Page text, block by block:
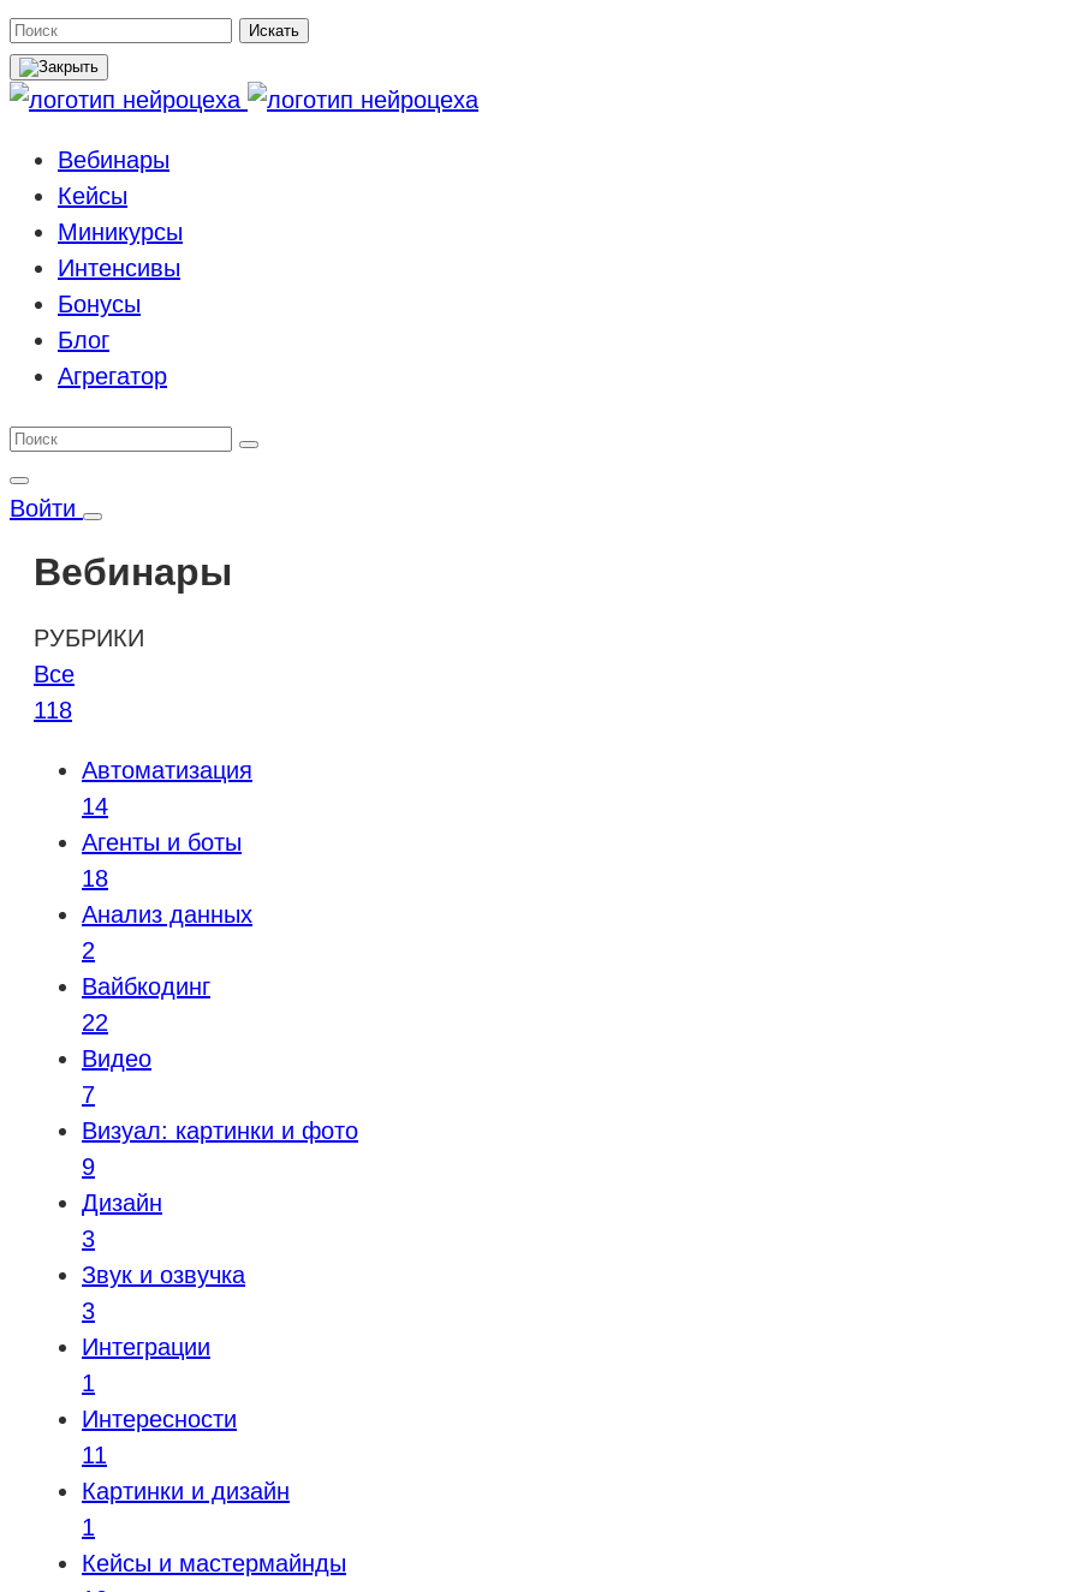
Поиск Искать
Вебинары
Кейсы
Миникурсы
Интенсивы
Бонусы
Блог
Агрегатор
Войти
Вебинары
РУБРИКИ
Все
118
Автоматизация
14
Агенты и боты
18
Анализ данных
2
Вайбкодинг
22
Видео
7
Визуал: картинки и фото
9
Дизайн
3
Звук и озвучка
3
Интеграции
1
Интересности
11
Картинки и дизайн
1
Кейсы и мастермайнды